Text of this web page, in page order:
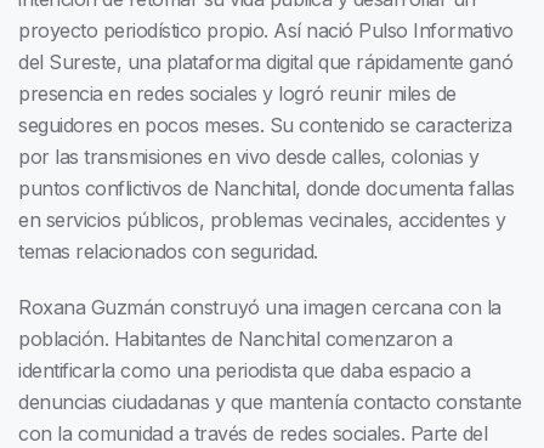
proyecto periodístico propio. Así nació Pulso Informativo
del Sureste, una plataforma digital que rápidamente ganó
presencia en redes sociales y logró reunir miles de
seguidores en pocos meses. Su contenido se caracteriza
por las transmisiones en vivo desde calles, colonias y
puntos conflictivos de Nanchital, donde documenta fallas
en servicios públicos, problemas vecinales, accidentes y
temas relacionados con seguridad.
Roxana Guzmán construyó una imagen cercana con la
población. Habitantes de Nanchital comenzaron a
identificarla como una periodista que daba espacio a
denuncias ciudadanas y que mantenía contacto constante
con la comunidad a través de redes sociales. Parte del